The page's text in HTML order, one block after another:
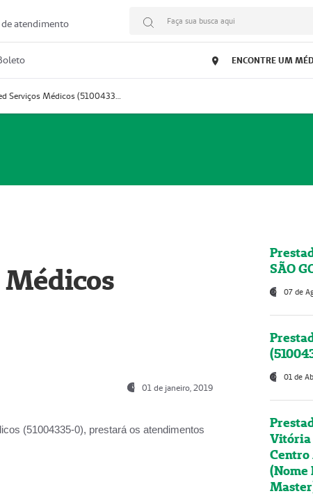
de atendimento Faça sua busca aqui
ENCONTRE UM
Prestador Oncoped Serviços Médicos (51004335-0)
01 de janeiro, 2019
(51004335-0), prestará os atendimentos
SÃO
07 de
01 de
Vitória
(Nome